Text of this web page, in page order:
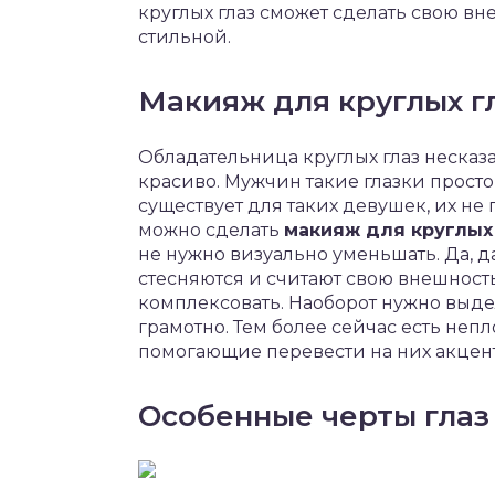
круглых глаз сможет сделать свою
стильной.
Макияж для круглых
Обладательница круглых глаз
красиво. Мужчин такие глазки
существует для таких девушек, их
можно сделать макияж для круглых
не нужно визуально уменьшать. Да,
стесняются и считают свою
комплексовать. Наоборот нужно
грамотно. Тем более сейчас есть
помогающие перевести на них
Особенные черты